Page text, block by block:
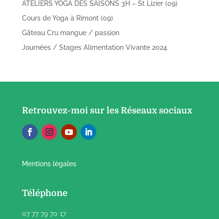
ATELIERS YOGA DES SAISONS 3H – St Lizier (09)
Cours de Yoga à Rimont (09)
Gâteau Cru mangue / passion
Journées / Stages Alimentation Vivante 2024
Retrouvez-moi sur les Réseaux sociaux
Mentions légales
Téléphone
07 77 79 70 17